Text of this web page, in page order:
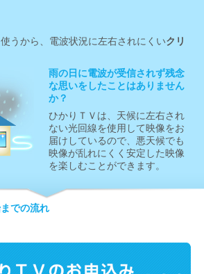
うから、電波状況に左右されにくいクリ
雨の日に電波が受信されず残念
な思いをしたことはありません
か？
ひかりＴＶは、天候に左右され
ない光回線を使用して映像をお
届けしているので、悪天候でも
映像が乱れにくく安定した映像
を楽しむことができます。
での流れ